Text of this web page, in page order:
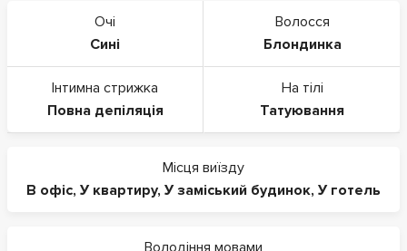
Очі
Сині
Волосся
Блондинка
Інтимна стрижка
Повна депіляція
На тілі
Татуювання
Місця виїзду
В офіс, У квартиру, У заміський будинок, У готель